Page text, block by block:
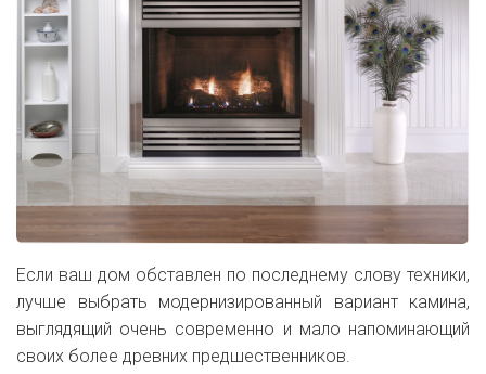
Если ваш дом обставлен по последнему слову техники,
лучше выбрать модернизированный вариант камина,
выглядящий очень современно и мало напоминающий
своих более древних предшественников.